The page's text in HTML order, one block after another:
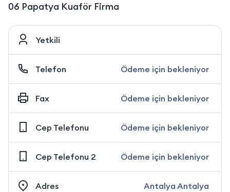
06 Papatya Kuaför Firma
Yetkili
Telefon Ödeme için bekleniyor
Fax Ödeme için bekleniyor
Cep Telefonu Ödeme için bekleniyor
Cep Telefonu 2 Ödeme için bekleniyor
Adres Antalya Antalya